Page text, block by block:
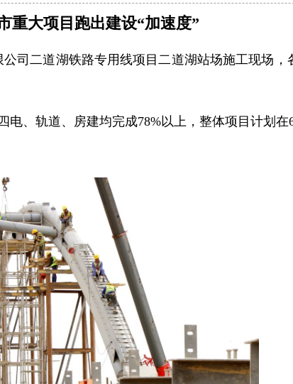
重大项目跑出建设“加速度”
司二道湖铁路专用线项目二道湖站场施工现场，
、轨道、房建均完成78%以上，整体项目计划在